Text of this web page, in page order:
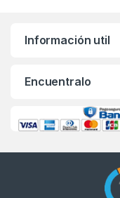
Información util
Encuentralo